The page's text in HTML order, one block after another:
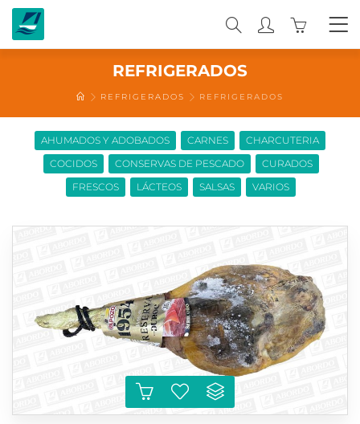
REFRIGERADOS
REFRIGERADOS REFRIGERADOS
AHUMADOS Y ADOBADOS CARNES
CHARCUTERIA
COCIDOS
CONSERVAS DE PESCADO
CURADOS
FRESCOS
LÁCTEOS SALSAS VARIOS